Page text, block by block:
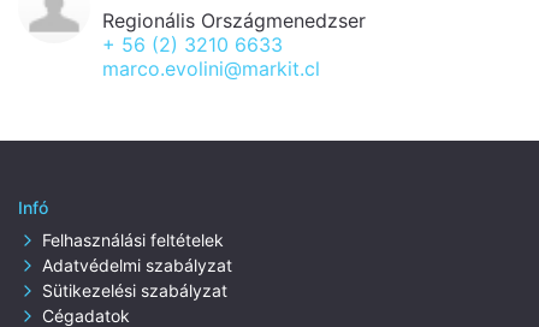
Regionális Országmenedzser
+ 56 (2) 3210 6633
marco.evolini@markit.cl
Infó
Felhasználási feltételek
Adatvédelmi szabályzat
Sütikezelési szabályzat
Cégadatok